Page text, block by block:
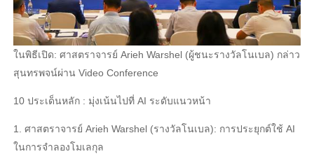
ในพิธีเปิด: ศาสตราจารย์ Arieh Warshel (ผู้ชนะรางวัลโนเบล) กล่าว
สุนทรพจน์ผ่าน Video Conference
10 ประเด็นหลัก : มุ่งเน้นไปที่ AI ระดับแนวหน้า
1. ศาสตราจารย์ Arieh Warshel (รางวัลโนเบล): การประยุกต์ใช้ AI
ในการจําลองโมเลกุล